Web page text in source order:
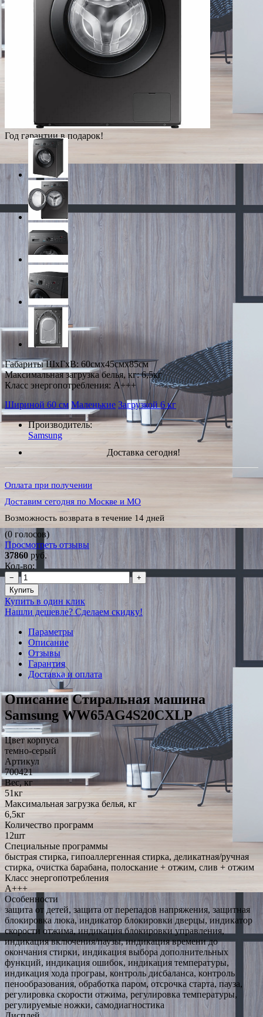
Год гарантии в подарок!
Габариты ШxГxВ: 60смx45смx85см
Максимальная загрузка белья, кг: 6,5кг
Класс энергопотребления: A+++
Шириной 60 см Маленькие Загрузкой 6 кг
Производитель:
Samsung
Доставка сегодня!
Оплата при получении
Доставим сегодня по Москве и МО
Возможность возврата в течение 14 дней
(0 голосов)
Просмотреть отзывы
37860 руб.
Кол-во:
−
+
Купить
Купить в один клик
Нашли дешевле? Сделаем скидку!
Параметры
Описание
Отзывы
Гарантия
Доставка и оплата
Описание Стиральная машина
Samsung WW65AG4S20CXLP
Цвет корпуса
темно-серый
Артикул
700421
Вес, кг
51кг
Максимальная загрузка белья, кг
6,5кг
Количество программ
12шт
Специальные программы
быстрая стирка, гипоаллергенная стирка, деликатная/ручная
стирка, очистка барабана, полоскание + отжим, слив + отжим
Класс энергопотребления
A+++
Особенности
защита от детей, защита от перепадов напряжения, защитная
блокировка люка, индикатор блокировки дверцы, индикатор
скорости отжима, индикация блокировки управления,
индикация включения/паузы, индикация времени до
окончания стирки, индикация выбора дополнительных
функций, индикация ошибок, индикация температуры,
индикация хода програы, контроль дисбаланса, контроль
пенообразования, обработка паром, отсрочка старта, пауза,
регулировка скорости отжима, регулировка температуры,
регулируемые ножки, самодиагностика